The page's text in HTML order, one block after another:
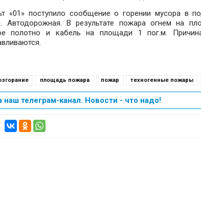
«01» поступило сообщение о горении мусора в
Автодорожная. В результате пожара огнем на
полотно и кабель на площади 1 пог.м.
площадь пожара пожар техногенные пожары
наш телеграм-канал. Новости - что надо!